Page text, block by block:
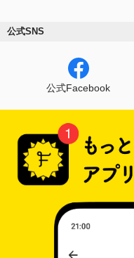
公式SNS
公式Facebook